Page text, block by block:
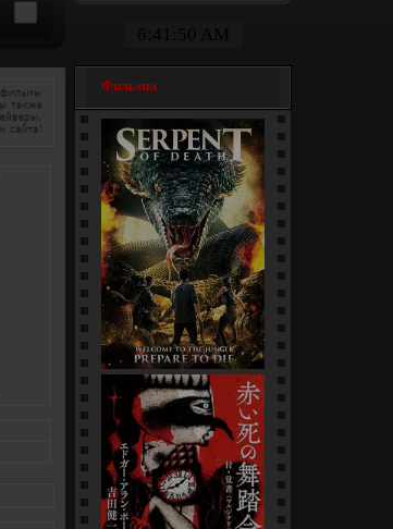
Фильмы
Змеи / Da she (1-4 серии)
[многосерийный]